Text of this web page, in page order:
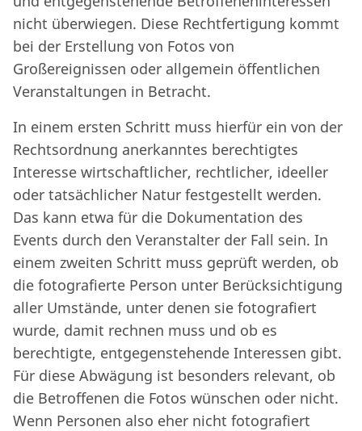
nicht überwiegen. Diese Rechtfertigung kommt
bei der Erstellung von Fotos von
Großereignissen oder allgemein öffentlichen
Veranstaltungen in Betracht.
In einem ersten Schritt muss hierfür ein von der
Rechtsordnung anerkanntes berechtigtes
Interesse wirtschaftlicher, rechtlicher, ideeller
oder tatsächlicher Natur festgestellt werden.
Das kann etwa für die Dokumentation des
Events durch den Veranstalter der Fall sein. In
einem zweiten Schritt muss geprüft werden, ob
die fotografierte Person unter Berücksichtigung
aller Umstände, unter denen sie fotografiert
wurde, damit rechnen muss und ob es
berechtigte, entgegenstehende Interessen gibt.
Für diese Abwägung ist besonders relevant, ob
die Betroffenen die Fotos wünschen oder nicht.
Wenn Personen also eher nicht fotografiert